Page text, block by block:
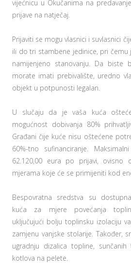
vijećnicu u Okučanima na
prijave na natječaj.
Prijaviti se mogu vlasnici i suvlasnici
ili do tri stambene jedinice, pri čemu
namijenjeno stanovanju. Da biste
morate imati prebivalište, uredno
objekt u potpunosti legalan.
U slučaju da je vaša kuća
mogućnost dobivanja 80%
Građani čije kuće nisu oštećene
60%-tno sufinanciranje.
62.120,00 eura po prijavi, ovisno
mjerama koje će se primijeniti kod
Bespovratna sredstva su
kuća za mjere povećanja
uključujući bolju toplinsku izolaciju
zamjenu vanjske stolarije. Također,
ugradnju dizalica topline,
kotlova na pelete.